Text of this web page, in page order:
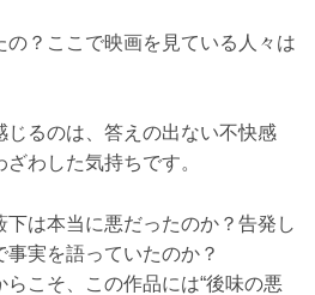
？ここで映画を見ている人々は
じるのは、答えの出ない不快感
わした気持ちです。
は本当に悪だったのか？告発し
実を語っていたのか？
こそ、この作品には“後味の悪